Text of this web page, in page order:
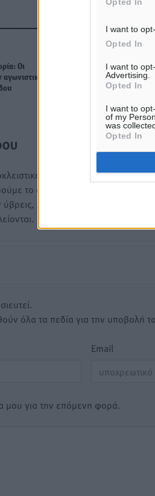
I want to
Opted In
I want to
Advertising.
Opted In
I want to
of my
was
Opted In
Οι
της
Χωρίς
08.08.26 ·
τον εκάστοτε σχολιαστή.
το δικαίωμα να διαγράψουμε
χωρίς καμμία
όλα τα πεδία για την υποβολή
Email
μου για την επόμενη φορά.